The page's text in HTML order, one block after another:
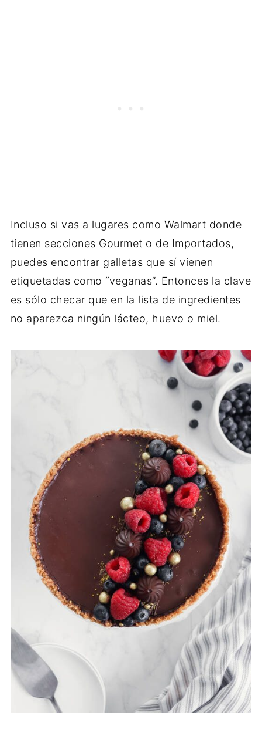
Incluso si vas a lugares como Walmart donde
tienen secciones Gourmet o de Importados,
puedes encontrar galletas que sí vienen
etiquetadas como “veganas”. Entonces la clave
es sólo checar que en la lista de ingredientes
no aparezca ningún lácteo, huevo o miel.